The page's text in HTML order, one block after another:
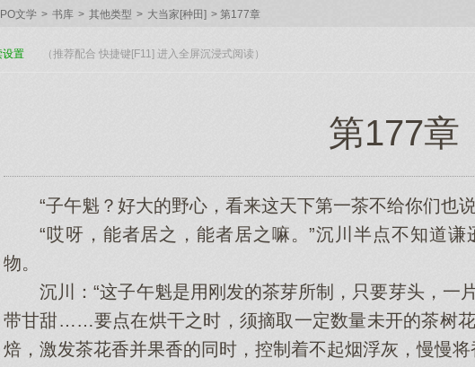
PO文学 > 书库 > 其他类型 > 大当家[种田] > 第177章
设置 （推荐配合 快捷键[F11] 进入全屏沉浸式阅读）
第177章
“子午魁？好大的野心，看来这天下第一茶不给你们也说
“哎呀，能者居之，能者居之嘛。”沉川半点不知道谦
物。
沉川：“这子午魁是用刚发的茶芽所制，只要芽头，一
带甘甜……要点在烘干之时，须摘取一定数量未开的茶树
焙，激发茶花香并果香的同时，控制着不起烟浮灰，慢慢将